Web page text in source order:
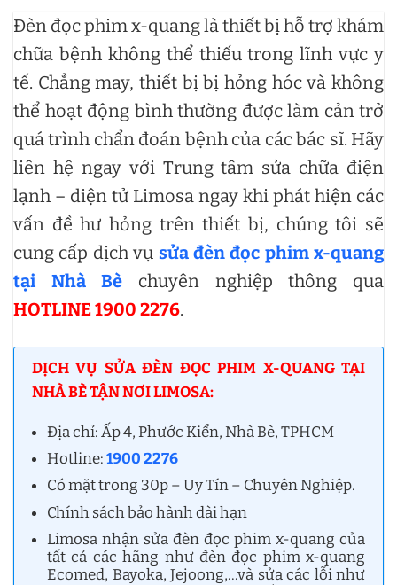
Đèn đọc phim x-quang là thiết bị hỗ trợ khám
chữa bệnh không thể thiếu trong lĩnh vực y
tế. Chẳng may, thiết bị bị hỏng hóc và không
thể hoạt động bình thường được làm cản trở
quá trình chẩn đoán bệnh của các bác sĩ. Hãy
liên hệ ngay với Trung tâm sửa chữa điện
lạnh – điện tử Limosa ngay khi phát hiện các
vấn đề hư hỏng trên thiết bị, chúng tôi sẽ
cung cấp dịch vụ sửa đèn đọc phim x-quang
tại Nhà Bè chuyên nghiệp thông qua
HOTLINE 1900 2276.
DỊCH VỤ SỬA ĐÈN ĐỌC PHIM X-QUANG TẠI
NHÀ BÈ TẬN NƠI LIMOSA:
Địa chỉ: Ấp 4, Phước Kiển, Nhà Bè, TPHCM
Hotline:1900 2276
Có mặt trong 30p – Uy Tín – Chuyên Nghiệp.
Chính sách bảo hành dài hạn
Limosa nhận sửa đèn đọc phim x-quang của
tất cả các hãng như đèn đọc phim x-quang
Ecomed, Bayoka, Jejoong,…và sửa các lỗi như